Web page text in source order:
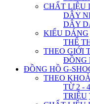
CHẤT LIỆU
DÂY
DÂY
KIỂU DÁNG
THỂ
THEO GIỚI
ĐỒNG
ĐỒNG HỒ G-
THEO
TỪ 2 -
TRIỆU